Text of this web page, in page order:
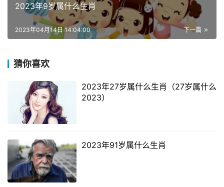
2023年9岁属什么生肖
下一篇
2023年04月14日 14:04:00
猜你喜欢
2023年27岁属什么生肖（27岁属什么
2023）
2023年91岁属什么生肖